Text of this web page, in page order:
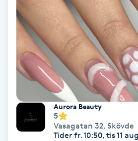
Damklippning
Dermapen
Diamantslipning
Enzympeeling
Aurora Beauty
5
Vasagatan 32, Skövde
Tider fr. 10:50, tis 11